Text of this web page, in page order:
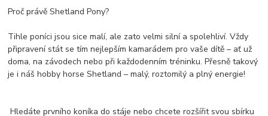
Proč právě Shetland Pony?
Tihle poníci jsou sice malí, ale zato velmi silní a spolehliví. Vždy
připravení stát se tím nejlepším kamarádem pro vaše dítě – ať už
doma, na závodech nebo při každodenním tréninku. Přesně takový
je i náš hobby horse Shetland – malý, roztomilý a plný energie!
Hledáte prvního koníka do stáje nebo chcete rozšířit svou sbírku